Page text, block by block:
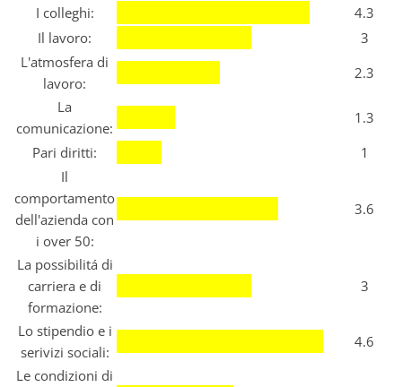
I colleghi:
4.3
Il lavoro:
3
L'atmosfera di
lavoro:
2.3
La
comunicazione:
1.3
Pari diritti:
1
Il
comportamento
dell'azienda con
i over 50:
3.6
La possibilitá di
carriera e di
formazione:
3
Lo stipendio e i
serivizi sociali:
4.6
Le condizioni di